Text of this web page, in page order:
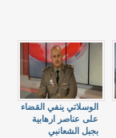
الوسلاتي ينفي القضاء
على عناصر ارهابية
بجبل الشعانبي